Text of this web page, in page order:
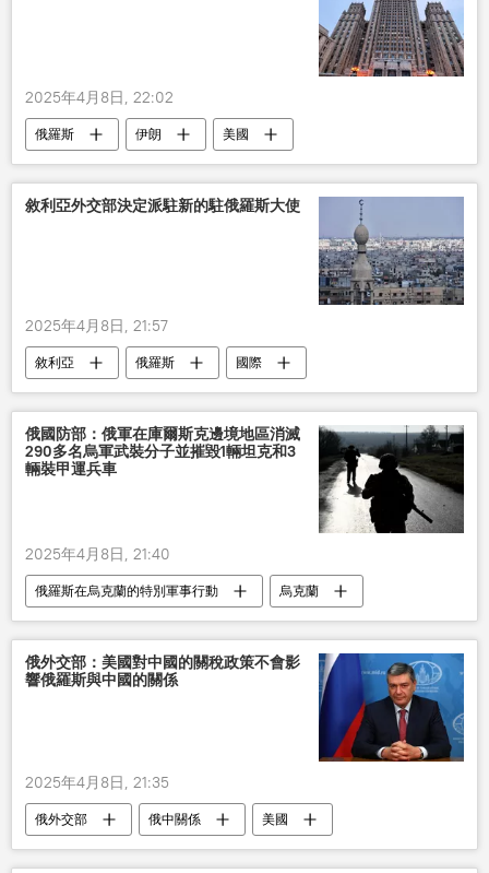
2025年4月8日, 22:02
俄羅斯 伊朗 美國
敘利亞外交部決定派駐新的駐俄羅斯大使
2025年4月8日, 21:57
敘利亞 俄羅斯 國際
俄國防部：俄軍在庫爾斯克邊境地區消滅
290多名烏軍武裝分子並摧毀1輛坦克和3
輛裝甲運兵車
2025年4月8日, 21:40
俄羅斯在烏克蘭的特別軍事行動
烏克蘭
俄羅斯
軍事技術合作
俄外交部：美國對中國的關稅政策不會影
響俄羅斯與中國的關係
2025年4月8日, 21:35
俄外交部 俄中關係
美國
中國
關稅